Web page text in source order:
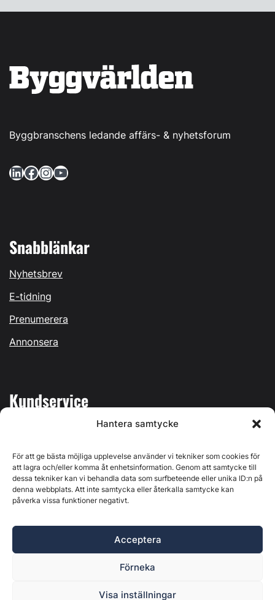
Hantera samtycke
För att ge bästa möjliga upplevelse använder vi tekniker som cookies för
att lagra och/eller komma åt enhetsinformation. Genom att samtycke till
dessa tekniker kan vi behandla data som surfbeteende eller unika ID:n på
denna webbplats. Att inte samtycka eller återkalla samtycke kan
påverka vissa funktioner negativt.
Acceptera
Förneka
Visa inställningar
Byggbranschens ledande affärs- & nyhetsforum
LinkedIn Facebook InstagramYouTube
Snabblänkar
Nyhetsbrev
E-tidning
Prenumerera
Annonsera
Kundservice
Kontakta oss
Östernäsvägen 1, 827 32 Ljusdal, org.nr: 556625-6425 -
Ansvarig utgivare: Henrik Ekberg. Innehållet på denna
webbplats är upphovsrättsligt skyddat. Ange källa vid citering.
Byggvärlden är en del avMarknadsdatagruppen
Policy för datahantering, integritet och cookies